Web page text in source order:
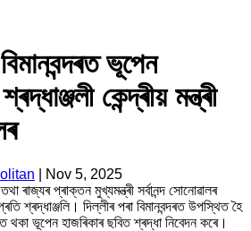
ভূপেন
কেন্দ্ৰীয় মন্ত্ৰী
Nov 5, 2025
তথা ৰাজ্যৰ প্ৰাক্তন মুখ্যমন্ত্ৰী সৰ্বানন্দ সোনোৱালৰ
শ্ৰদ্ধাঞ্জলি। দিল্লীৰ পৰা বিমানবন্দৰত উপস্থিত হৈ
থকা ভূপেন হাজৰিকাৰ ছবিত শ্ৰদ্ধা নিবেদন কৰে।